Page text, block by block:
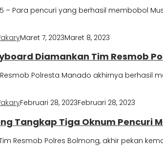
– Para pencuri yang berhasil membobol
Maret 7, 2023Maret 8, 2023
Diamankan Tim Resmob
Resmob Polresta Manado akhirnya berhasil
Februari 28, 2023Februari 28, 2023
Tangkap Tiga Oknum Pencuri
– Tim Resmob Polres Bolmong, akhir pekan